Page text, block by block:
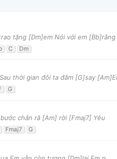
tặng [Dm]em Nói với em
C Dm
thời gian đôi ta đắm [G]say
G
chân rã [Am] rời [Fmaj7] Yêu
Fmaj7 G